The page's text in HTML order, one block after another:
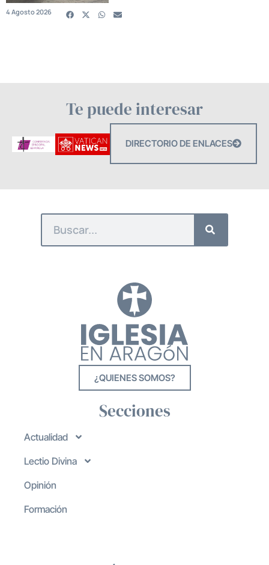
4 Agosto 2026
Te puede interesar
DIRECTORIO DE ENLACES
¿QUIENES SOMOS?
Secciones
Actualidad
Lectio Divina
Opinión
Formación